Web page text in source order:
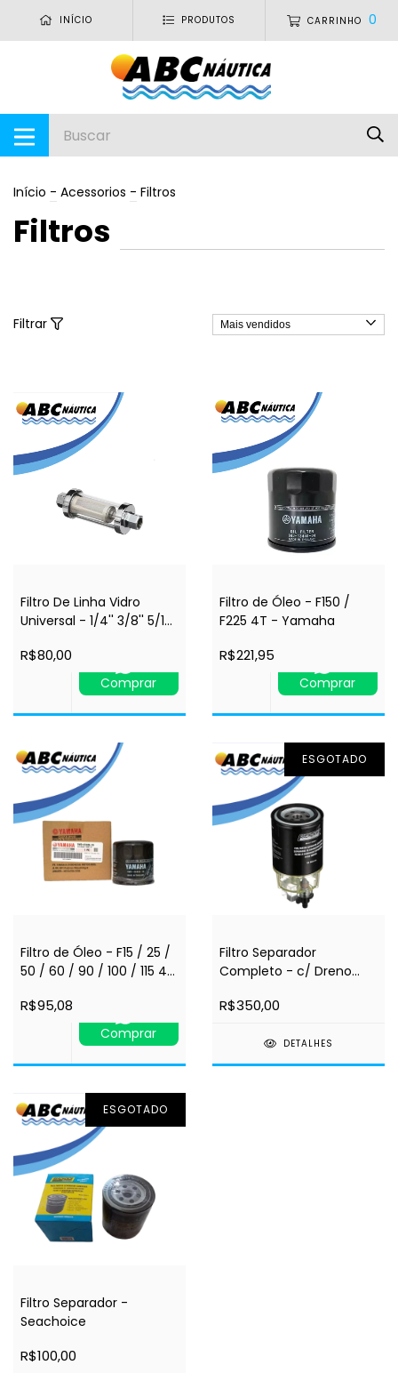
INÍCIO PRODUTOS CARRINHO 0
Início - Acessorios - Filtros
Filtros
Filtrar
Filtro De Linha Vidro
Universal - 1/4'' 3/8'' 5/16''
R$80,00
Comprar
Filtro de Óleo - F150 /
F225 4T - Yamaha
R$221,95
Comprar
Filtro de Óleo - F15 / 25 /
50 / 60 / 90 / 100 / 115 4T
R$95,08
Comprar
ESGOTADO
Filtro Separador
Completo - c/ Dreno
Seachoice
R$350,00
DETALHES
ESGOTADO
Filtro Separador -
Seachoice
R$100,00